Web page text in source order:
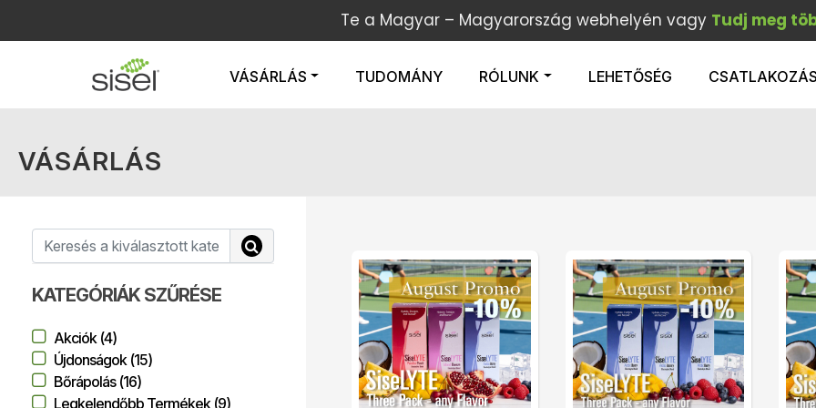
Te a Magyar – Magyarország webhelyén vagy Tudj meg
VÁSÁRLÁS TUDOMÁNY RÓLUNK LEHETŐSÉG CSATLAKOZÁS
VÁSÁRLÁS
KATEGÓRIÁK SZŰRÉSE
Akciók (4)
Újdonságok (15)
Bőrápolás (16)
Legkelendőbb Termékek (9)